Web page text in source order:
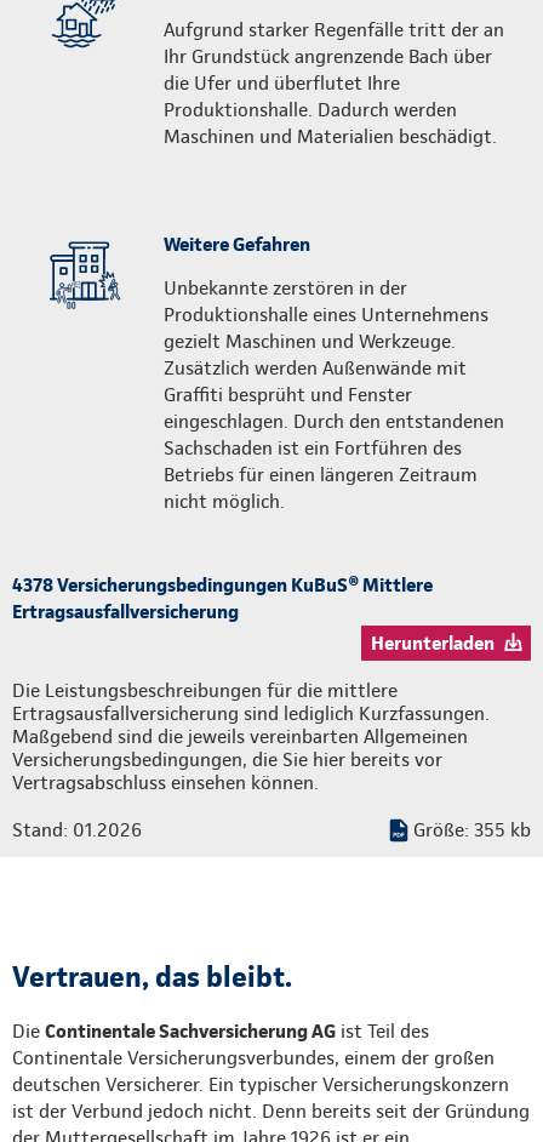
Aufgrund starker Regenfälle tritt der an
Ihr Grundstück angrenzende Bach über
die Ufer und überflutet Ihre
Produktionshalle. Dadurch werden
Maschinen und Materialien beschädigt.
Weitere Gefahren
Unbekannte zerstören in der
Produktionshalle eines Unternehmens
gezielt Maschinen und Werkzeuge.
Zusätzlich werden Außenwände mit
Graffiti besprüht und Fenster
eingeschlagen. Durch den entstandenen
Sachschaden ist ein Fortführen des
Betriebs für einen längeren Zeitraum
nicht möglich.
4378 Versicherungsbedingungen KuBuS® Mittlere
Ertragsausfallversicherung
Herunterladen
Die Leistungsbeschreibungen für die mittlere
Ertragsausfallversicherung sind lediglich Kurzfassungen.
Maßgebend sind die jeweils vereinbarten Allgemeinen
Versicherungsbedingungen, die Sie hier bereits vor
Vertragsabschluss einsehen können.
Stand: 01.2026 Größe: 355 kb
Vertrauen, das bleibt.
Die Continentale Sachversicherung AG ist Teil des
Continentale Versicherungsverbundes, einem der großen
deutschen Versicherer. Ein typischer Versicherungskonzern
ist der Verbund jedoch nicht. Denn bereits seit der Gründung